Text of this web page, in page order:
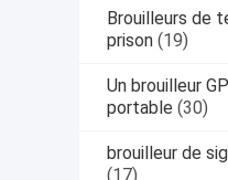
Brouilleurs de
prison (19)
Un brouilleur
portable (30)
brouilleur de
(17)